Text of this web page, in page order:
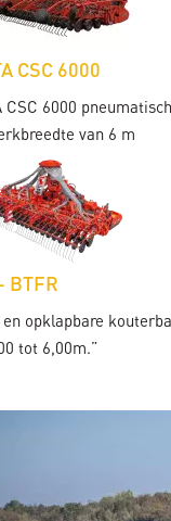
CSC 6000
CSC 6000
van 6 m
BTFR
opklapbare
tot 6,00m.”